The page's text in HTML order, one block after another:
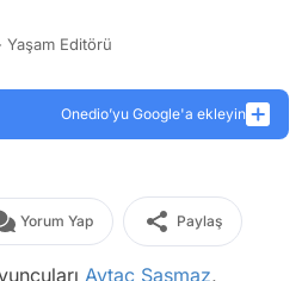
Yaşam Editörü
Onedio’yu Google'a ekleyin
Yorum Yap Paylaş
Aytaç Şaşmaz,